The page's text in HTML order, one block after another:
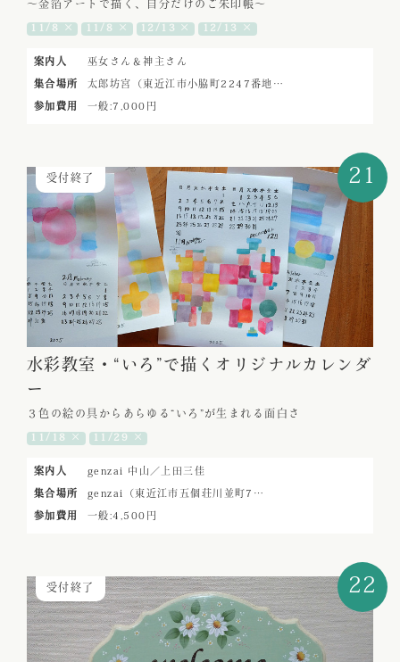
～金箔アートで描く、自分だけのご朱印帳～
11/8 × 11/8 × 12/13 × 12/13 ×
案内人 巫女さん＆神主さん
集合場所 太郎坊宮（東近江市小脇町2247番地…
参加費用 一般:7,000円
受付終了 21
水彩教室・“いろ”で描くオリジナルカレンダ
ー
３色の絵の具からあらゆる“いろ”が生まれる面白さ
11/18 × 11/29 ×
案内人 genzai 中山／上田三佳
集合場所 genzai（東近江市五個荘川並町7…
参加費用 一般:4,500円
受付終了 22